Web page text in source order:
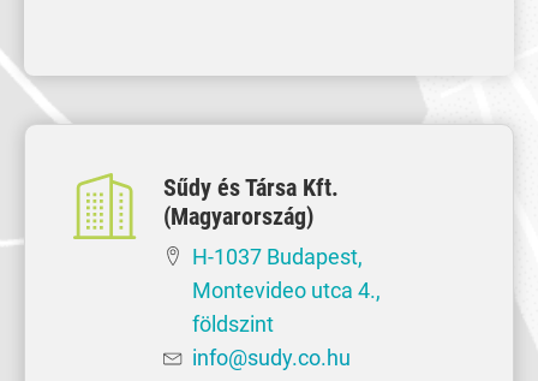
Sűdy és Társa Kft.
(Magyarország)
H-1037 Budapest,
Montevideo utca 4.,
földszint
info@sudy.co.hu